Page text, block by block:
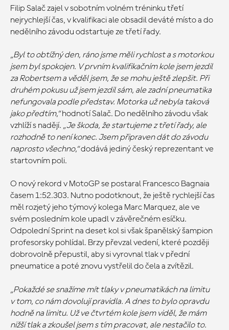
Filip Salač zajel v sobotním volném tréninku třetí
nejrychlejší čas, v kvalifikaci ale obsadil deváté místo a do
nedělního závodu odstartuje ze třetí řady.
„Byl to obtížný den, ráno jsme měli rychlost a s motorkou
jsem byl spokojen. V prvním kvalifikačním kole jsem jezdil
za Robertsem a věděl jsem, že se mohu ještě zlepšit. Při
druhém pokusu už jsem jezdil sám, ale zadní pneumatika
nefungovala podle představ. Motorka už nebyla taková
jako předtím,“hodnotí Salač. Do nedělního závodu však
vzhlíží s nadějí. „Je škoda, že startujeme z třetí řady, ale
rozhodně to není konec. Jsem připraven dát do závodu
naprosto všechno,“dodává jediný český reprezentant ve
startovním poli.
O nový rekord v MotoGP se postaral Francesco Bagnaia
časem 1:52.303. Nutno podotknout, že ještě rychlejší čas
měl rozjetý jeho týmový kolega Marc Marquez, ale ve
svém posledním kole upadl v závěrečném esíčku.
Odpolední Sprint na deset kol si však španělský šampion
profesorsky pohlídal. Brzy převzal vedení, které později
dobrovolně přepustil, aby si vyrovnal tlak v přední
pneumatice a poté znovu vystřelil do čela a zvítězil.
„Pokaždé se snažíme mít tlaky v pneumatikách na limitu
v tom, co nám dovolují pravidla. A dnes to bylo opravdu
hodně na limitu. Už ve čtvrtém kole jsem viděl, že mám
nižší tlak a zkoušel jsem s tím pracovat, ale nestačilo to.